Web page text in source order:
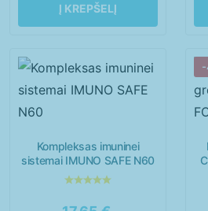
Į KREPŠELĮ
Kompleksas imuninei
sistemai IMUNO SAFE N60
-